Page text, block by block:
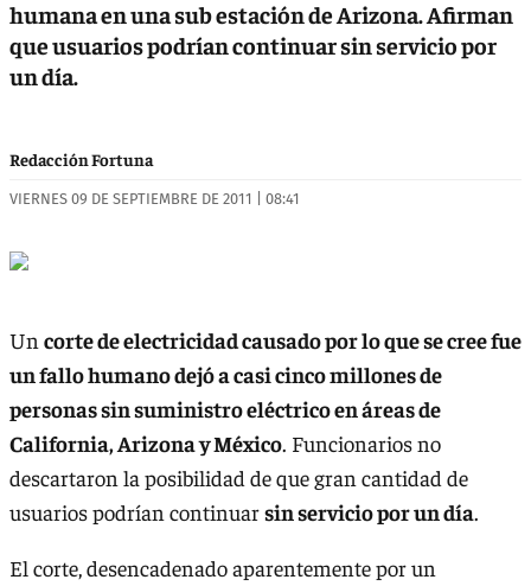
humana en una sub estación de Arizona. Afirman
que usuarios podrían continuar sin servicio por
un día.
Redacción Fortuna
VIERNES 09 DE SEPTIEMBRE DE 2011 | 08:41
Un corte de electricidad causado por lo que se cree fue
un fallo humano dejó a casi cinco millones de
personas sin suministro eléctrico en áreas de
California, Arizona y México. Funcionarios no
descartaron la posibilidad de que gran cantidad de
usuarios podrían continuarsin servicio por un día.
El corte, desencadenado aparentemente por un